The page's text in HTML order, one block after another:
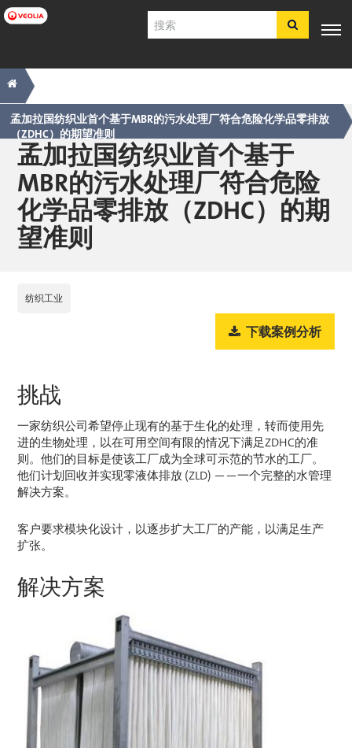
跳
转
要
容
搜
索
主
导
航
专业知
识
简体中文
SDS
COA
简介
招贤纳士
注册
痕
迹
导
航
孟加拉国纺织业首个基于MBR的污水处理厂符合危险化学品零排放
（ZDHC）的期望准则
孟加拉国纺织业首个基于
MBR的污水处理厂符合危险
化学品零排放（ZDHC）的期
望准则
纺织工业
下载案例分析
挑战
一家纺织公司希望停止现有的基于生化的处理，转而使用先
进的生物处理，以在可用空间有限的情况下满足ZDHC的准
则。他们的目标是使该工厂成为全球可示范的节水的工厂。
他们计划回收并实现零液体排放 (ZLD) ——一个完整的水管理
解决方案。
客户要求模块化设计，以逐步扩大工厂的产能，以满足生产
扩张。
解决方案